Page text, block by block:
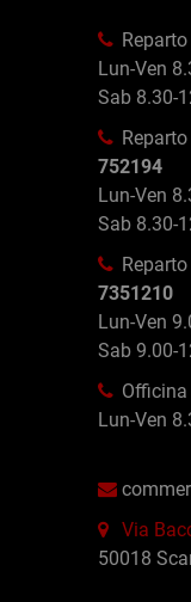
Lun-Ven
Sab 8.30-
752194
Lun-Ven
Sab 8.30-
7351210
Lun-Ven
Sab 9.00-
Officina
Lun-Ven
Via
50018